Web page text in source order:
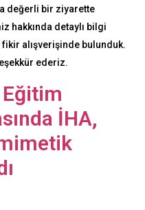
değerli bir ziyarette
hakkında detaylı bilgi
fikir alışverişinde bulunduk.
ederiz.
İHA,